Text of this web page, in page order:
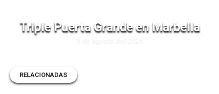
Triple Puerta Grande en Marbella
RELACIONADAS